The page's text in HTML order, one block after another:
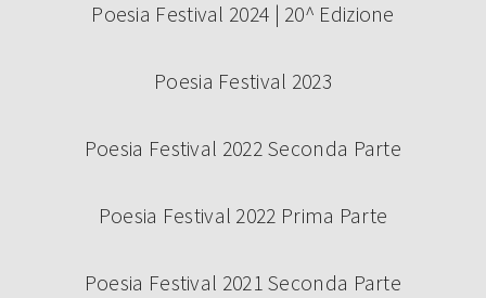
Poesia Festival 2024 | 20^ Edizione
Poesia Festival 2023
Poesia Festival 2022 Seconda Parte
Poesia Festival 2022 Prima Parte
Poesia Festival 2021 Seconda Parte